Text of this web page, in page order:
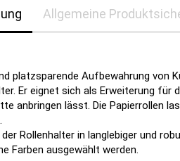
Allgemeine
platzsparende Aufbewahrung von
Er eignet sich als Erweiterung für
anbringen lässt. Die Papierrollen
Rollenhalter in langlebiger und
Farben ausgewählt werden.